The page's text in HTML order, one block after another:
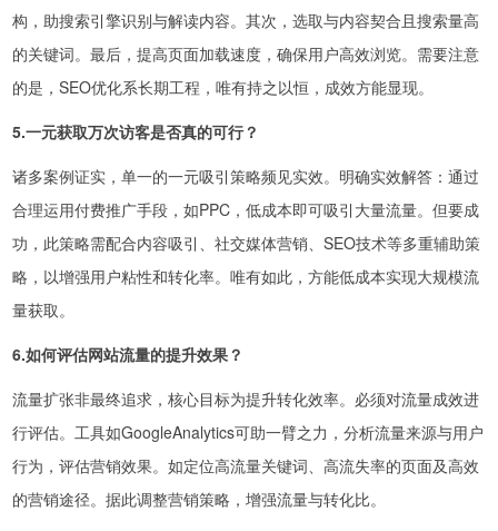
构，助搜索引擎识别与解读内容。其次，选取与内容契合且搜索量高
的关键词。最后，提高页面加载速度，确保用户高效浏览。需要注意
的是，SEO优化系长期工程，唯有持之以恒，成效方能显现。
5.一元获取万次访客是否真的可行？
诸多案例证实，单一的一元吸引策略频见实效。明确实效解答：通过
合理运用付费推广手段，如PPC，低成本即可吸引大量流量。但要成
功，此策略需配合内容吸引、社交媒体营销、SEO技术等多重辅助策
略，以增强用户粘性和转化率。唯有如此，方能低成本实现大规模流
量获取。
6.如何评估网站流量的提升效果？
流量扩张非最终追求，核心目标为提升转化效率。必须对流量成效进
行评估。工具如GoogleAnalytics可助一臂之力，分析流量来源与用户
行为，评估营销效果。如定位高流量关键词、高流失率的页面及高效
的营销途径。据此调整营销策略，增强流量与转化比。